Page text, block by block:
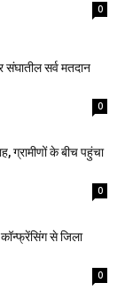
0
संघातील सर्व मतदान
0
ग्रामीणों के बीच पहुंचा
0
कॉन्फ्रेंसिंग से जिला
0